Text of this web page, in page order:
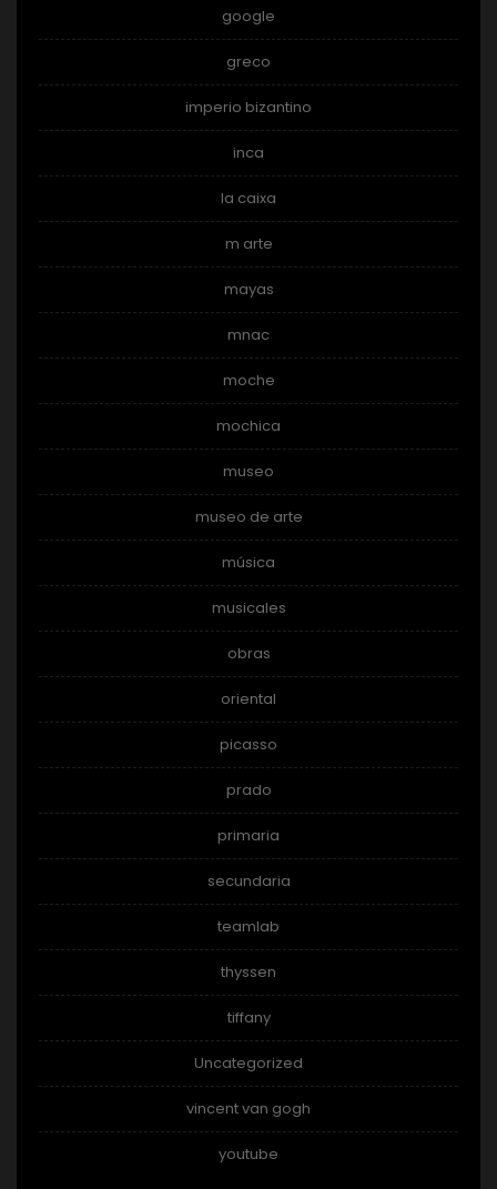
google
greco
imperio bizantino
inca
la caixa
m arte
mayas
mnac
moche
mochica
museo
museo de arte
música
musicales
obras
oriental
picasso
prado
primaria
secundaria
teamlab
thyssen
tiffany
Uncategorized
vincent van gogh
youtube